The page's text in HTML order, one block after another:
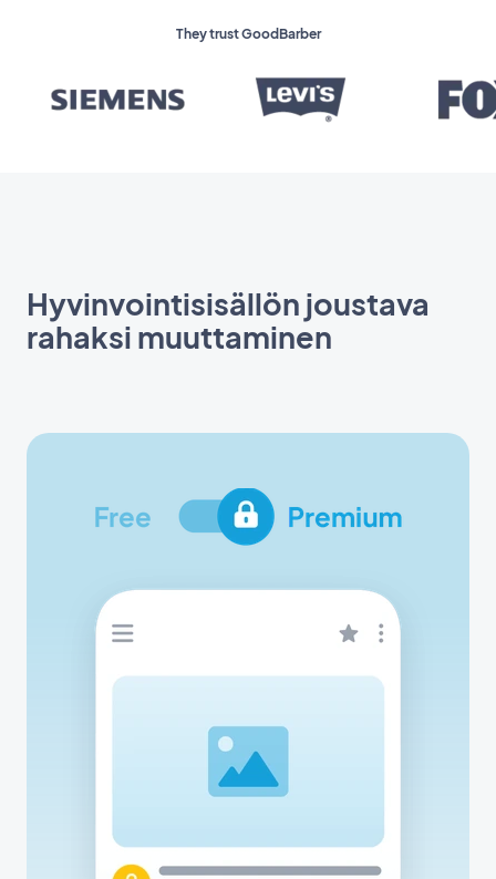
They trust GoodBarber
Hyvinvointisisällön joustava
rahaksi muuttaminen